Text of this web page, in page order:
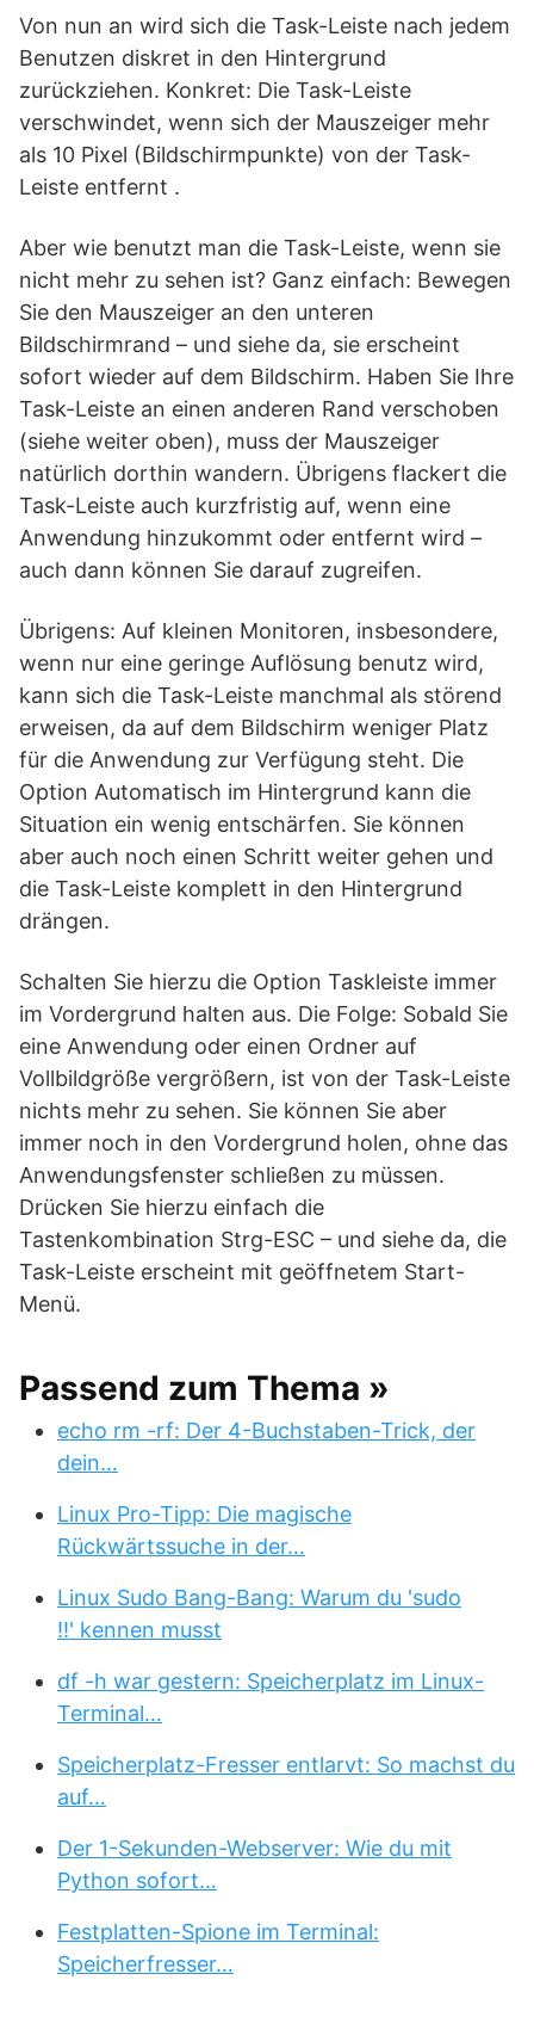
Von nun an wird sich die Task-Leiste nach jedem
Benutzen diskret in den Hintergrund
zurückziehen. Konkret: Die Task-Leiste
verschwindet, wenn sich der Mauszeiger mehr
als 10 Pixel (Bildschirmpunkte) von der Task-
Leiste entfernt .
Aber wie benutzt man die Task-Leiste, wenn sie
nicht mehr zu sehen ist? Ganz einfach: Bewegen
Sie den Mauszeiger an den unteren
Bildschirmrand – und siehe da, sie erscheint
sofort wieder auf dem Bildschirm. Haben Sie Ihre
Task-Leiste an einen anderen Rand verschoben
(siehe weiter oben), muss der Mauszeiger
natürlich dorthin wandern. Übrigens flackert die
Task-Leiste auch kurzfristig auf, wenn eine
Anwendung hinzukommt oder entfernt wird –
auch dann können Sie darauf zugreifen.
Übrigens: Auf kleinen Monitoren, insbesondere,
wenn nur eine geringe Auflösung benutz wird,
kann sich die Task-Leiste manchmal als störend
erweisen, da auf dem Bildschirm weniger Platz
für die Anwendung zur Verfügung steht. Die
Option Automatisch im Hintergrund kann die
Situation ein wenig entschärfen. Sie können
aber auch noch einen Schritt weiter gehen und
die Task-Leiste komplett in den Hintergrund
drängen.
Schalten Sie hierzu die Option Taskleiste immer
im Vordergrund halten aus. Die Folge: Sobald Sie
eine Anwendung oder einen Ordner auf
Vollbildgröße vergrößern, ist von der Task-Leiste
nichts mehr zu sehen. Sie können Sie aber
immer noch in den Vordergrund holen, ohne das
Anwendungsfenster schließen zu müssen.
Drücken Sie hierzu einfach die
Tastenkombination Strg-ESC – und siehe da, die
Task-Leiste erscheint mit geöffnetem Start-
Menü.
Passend zum Thema »
echo rm -rf: Der 4-Buchstaben-Trick, der
dein…
Linux Pro-Tipp: Die magische
Rückwärtssuche in der…
Linux Sudo Bang-Bang: Warum du 'sudo
!!' kennen musst
df -h war gestern: Speicherplatz im Linux-
Terminal…
Speicherplatz-Fresser entlarvt: So machst du
auf…
Der 1-Sekunden-Webserver: Wie du mit
Python sofort…
Festplatten-Spione im Terminal:
Speicherfresser…